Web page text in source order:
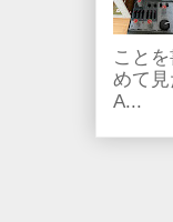
こと
めて
A...